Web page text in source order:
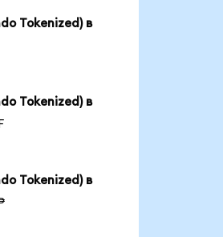
Tokenized) в
Tokenized) в
Tokenized) в